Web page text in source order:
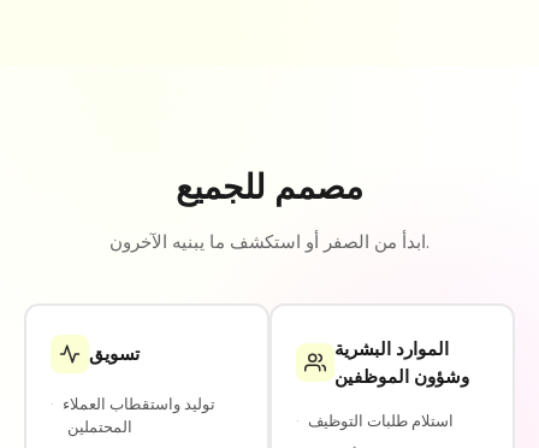
مصمم للجميع
ابدأ من الصفر أو استكشف ما يبنيه الآخرون.
تسويق
·
المحتملين
الموارد البشرية
وشؤون الموظفين
· استلام طلبات التوظيف